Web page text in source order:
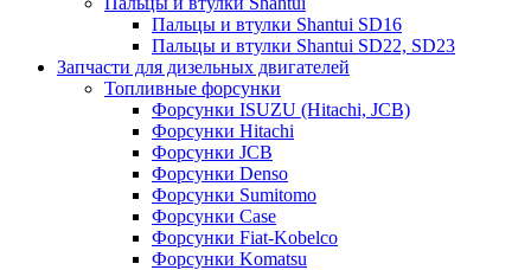
Пальцы и втулки Shantui SD16
Пальцы и втулки Shantui SD22, SD23
Запчасти для дизельных двигателей
Топливные форсунки
Форсунки ISUZU (Hitachi, JCB)
Форсунки Hitachi
Форсунки JCB
Форсунки Denso
Форсунки Sumitomo
Форсунки Case
Форсунки Fiat-Kobelco
Форсунки Komatsu